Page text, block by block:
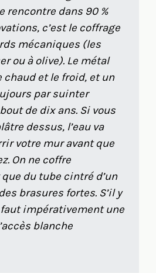
rencontre dans 90 %
c’est le coffrage
mécaniques (les
ou à olive). Le métal
chaud et le froid, et un
par suinter
de dix ans. Si vous
dessus, l’eau va
votre mur avant que
On ne coffre
du tube cintré d’un
brasures fortes. S’il y
impérativement une
blanche